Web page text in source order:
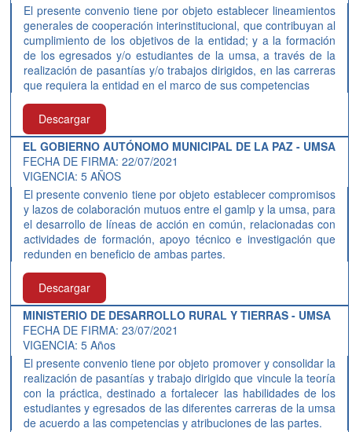
El presente convenio tiene por objeto establecer lineamientos
generales de cooperación interinstitucional, que contribuyan al
cumplimiento de los objetivos de la entidad; y a la formación
de los egresados y/o estudiantes de la umsa, a través de la
realización de pasantías y/o trabajos dirigidos, en las carreras
que requiera la entidad en el marco de sus competencias
Descargar
EL GOBIERNO AUTÓNOMO MUNICIPAL DE LA PAZ - UMSA
FECHA DE FIRMA: 22/07/2021
VIGENCIA: 5 AÑOS
El presente convenio tiene por objeto establecer compromisos
y lazos de colaboración mutuos entre el gamlp y la umsa, para
el desarrollo de líneas de acción en común, relacionadas con
actividades de formación, apoyo técnico e investigación que
redunden en beneficio de ambas partes.
Descargar
MINISTERIO DE DESARROLLO RURAL Y TIERRAS - UMSA
FECHA DE FIRMA: 23/07/2021
VIGENCIA: 5 Años
El presente convenio tiene por objeto promover y consolidar la
realización de pasantías y trabajo dirigido que vincule la teoría
con la práctica, destinado a fortalecer las habilidades de los
estudiantes y egresados de las diferentes carreras de la umsa
de acuerdo a las competencias y atribuciones de las partes.